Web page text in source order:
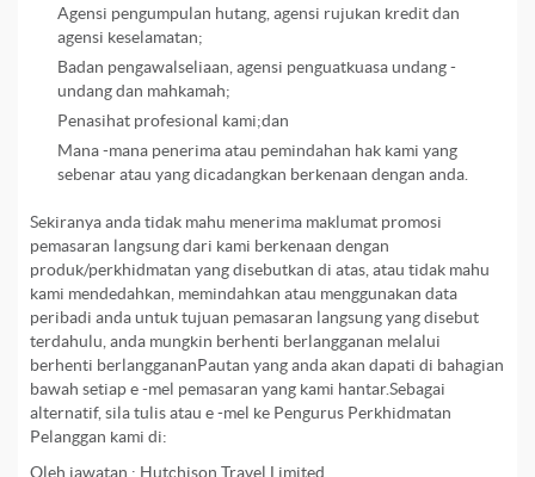
Agensi pengumpulan hutang, agensi rujukan kredit dan
agensi keselamatan;
Badan pengawalseliaan, agensi penguatkuasa undang -
undang dan mahkamah;
Penasihat profesional kami;dan
Mana -mana penerima atau pemindahan hak kami yang
sebenar atau yang dicadangkan berkenaan dengan anda.
Sekiranya anda tidak mahu menerima maklumat promosi
pemasaran langsung dari kami berkenaan dengan
produk/perkhidmatan yang disebutkan di atas, atau tidak mahu
kami mendedahkan, memindahkan atau menggunakan data
peribadi anda untuk tujuan pemasaran langsung yang disebut
terdahulu, anda mungkin berhenti berlangganan melalui
berhenti berlanggananPautan yang anda akan dapati di bahagian
bawah setiap e -mel pemasaran yang kami hantar.Sebagai
alternatif, sila tulis atau e -mel ke Pengurus Perkhidmatan
Pelanggan kami di:
Oleh jawatan : Hutchison Travel Limited